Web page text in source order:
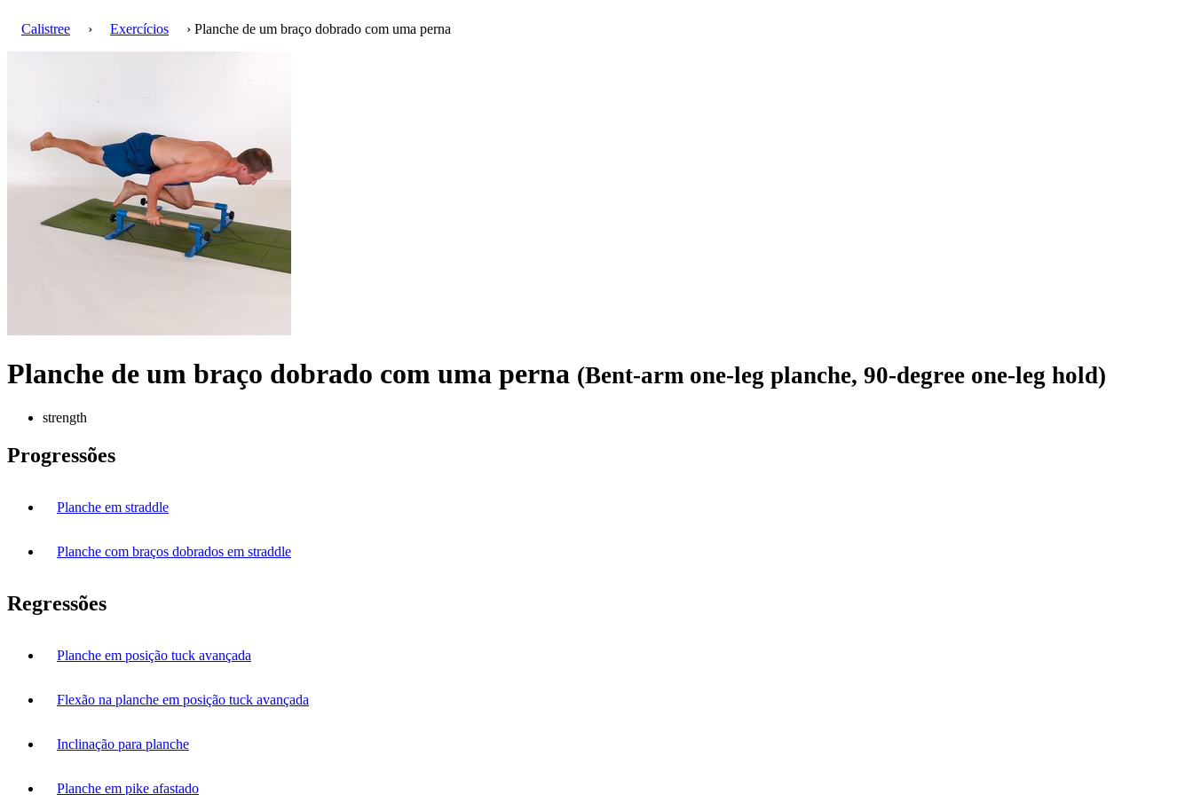
Calistree › Exercícios › Planche de um braço dobrado com uma perna
Planche de um braço dobrado com uma perna (Bent-arm one-leg planche, 90-degree one-leg hold)
strength
Progressões
Planche em straddle
Planche com braços dobrados em straddle
Regressões
Planche em posição tuck avançada
Flexão na planche em posição tuck avançada
Inclinação para planche
Planche em pike afastado